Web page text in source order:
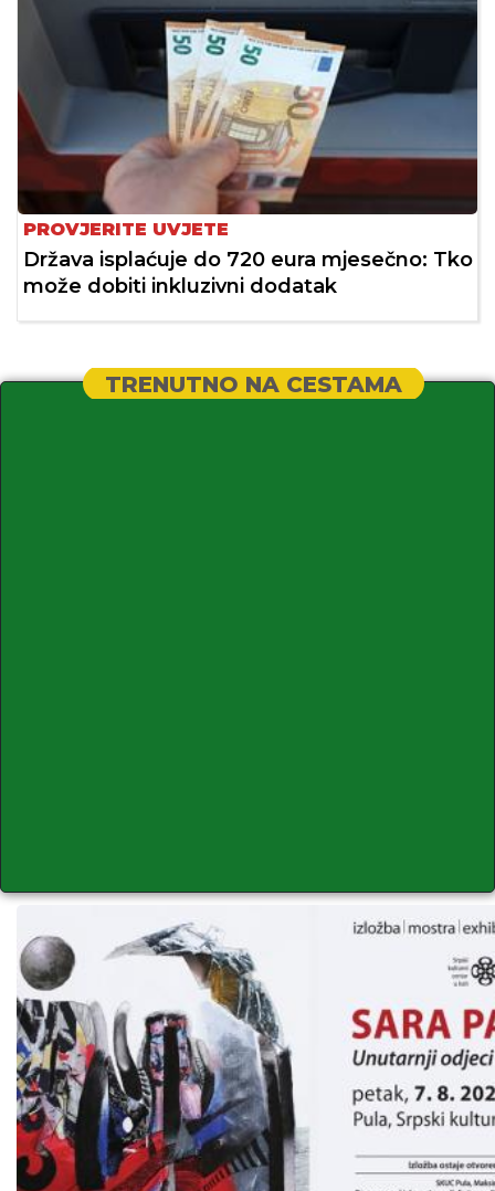
PROVJERITE UVJETE
Država isplaćuje do 720 eura mjesečno: Tko
može dobiti inkluzivni dodatak
TRENUTNO NA CESTAMA